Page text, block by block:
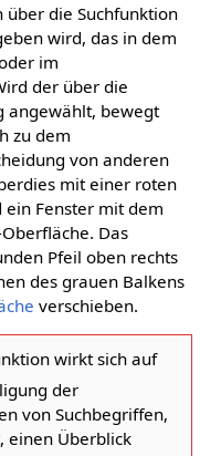
die Suchfunktion
wird, das in dem
im
der über die
angewählt, bewegt
zu dem
von anderen
mit einer roten
Fenster mit dem
Das
Pfeil oben rechts
des grauen Balkens
verschieben.
wirkt sich auf
der
von Suchbegriffen,
einen Überblick